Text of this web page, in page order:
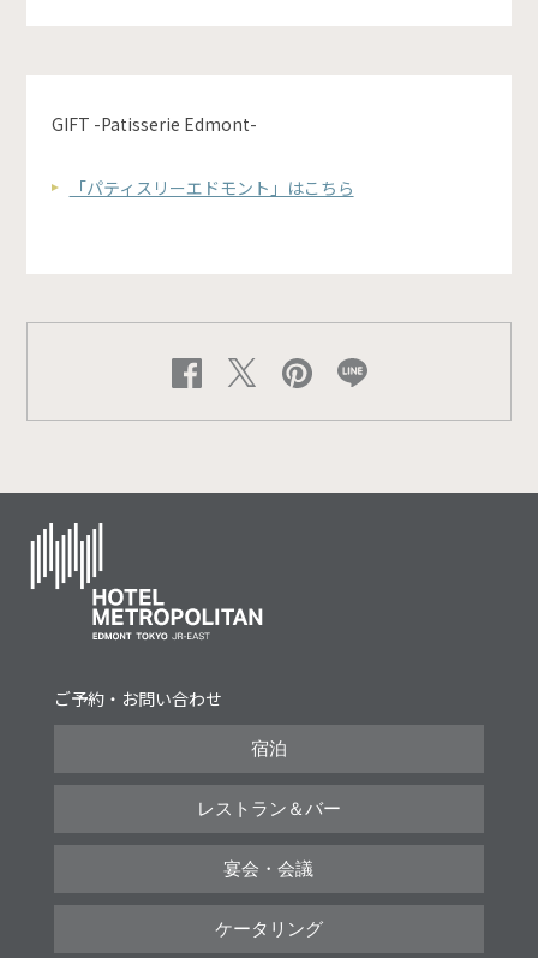
GIFT -Patisserie Edmont-
「パティスリーエドモント」はこちら
ご予約・お問い合わせ
宿泊
レストラン＆バー
宴会・会議
ケータリング